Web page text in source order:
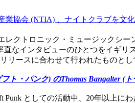
業協会 (NTIA) 、ナイトクラブを文
レクトロニック・ミュージックシー
直なインタビューのひとつをイギリ
リースに合わせて行われたものとし
ト・パンク) のThomas Bangalter (
Punk としての活動中、20年以上